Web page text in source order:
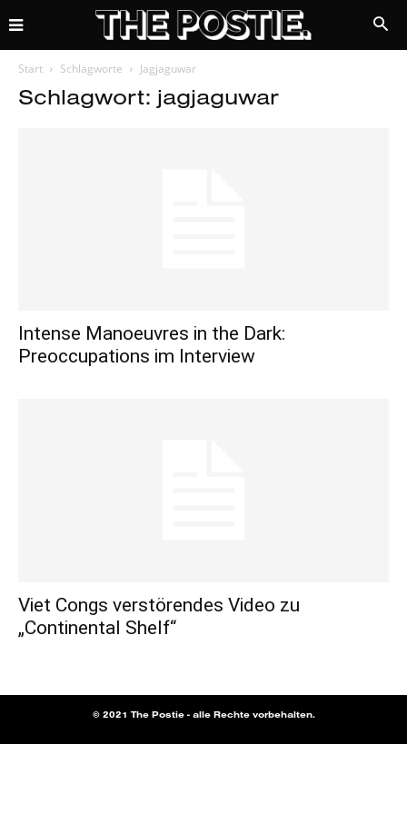
Start Schlagworte Jagjaguwar
Schlagwort: jagjaguwar
Intense Manoeuvres in the Dark:
Preoccupations im Interview
Viet Congs verstörendes Video zu
„Continental Shelf“
© 2021 The Postie - alle Rechte vorbehalten.